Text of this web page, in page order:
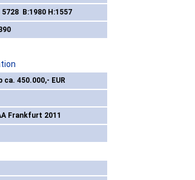
5728 B:1980 H:1557
ca. 450.000,- EUR
Frankfurt 2011